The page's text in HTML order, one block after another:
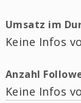
Umsatz im
Keine Infos
Anzahl
Keine Infos